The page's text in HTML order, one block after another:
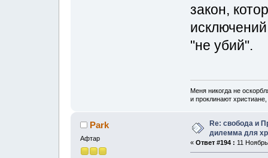
закон,
"не убий".
Меня никогда не
и проклинают
Park
Афтар
Re: свобода и
дилемма для
« Ответ #194 : 11